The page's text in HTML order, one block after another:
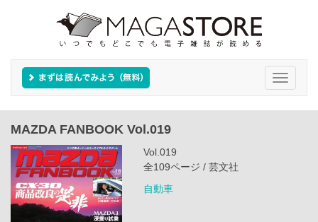
Toggle
MAZDA FANBOOK Vol.019
Vol.019
全109ページ / 芸文社
自動車